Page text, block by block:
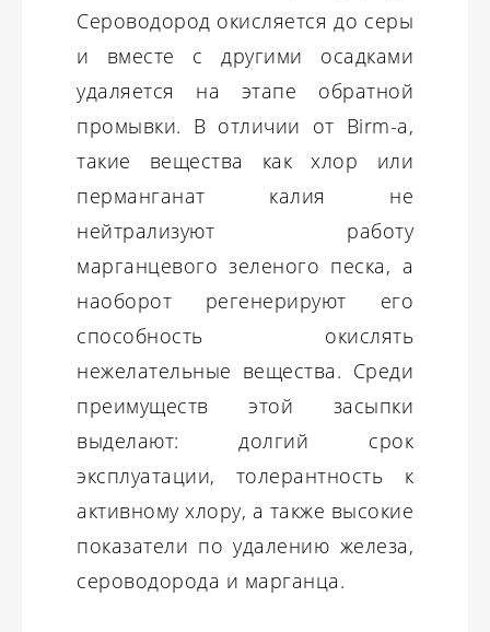
Сероводород окисляется до серы
и вместе с другими осадками
удаляется на этапе обратной
промывки. В отличии от Birm-а,
такие вещества как хлор или
перманганат калия не
нейтрализуют работу
марганцевого зеленого песка, а
наоборот регенерируют его
способность окислять
нежелательные вещества. Среди
преимуществ этой засыпки
выделают: долгий срок
эксплуатации, толерантность к
активному хлору, а также высокие
показатели по удалению железа,
сероводорода и марганца.